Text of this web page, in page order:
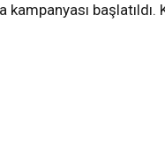
başlatıldı.